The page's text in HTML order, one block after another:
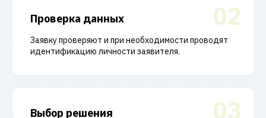
02
Проверка данных
Заявку проверяют и при необходимости проводят
идентификацию личности заявителя.
03
Выбор решения